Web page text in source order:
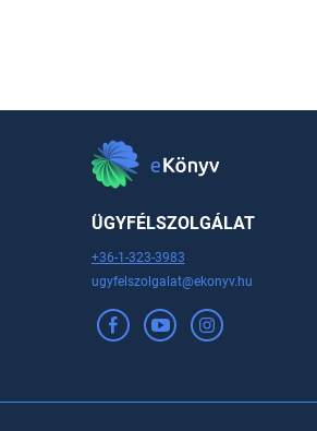
ÜGYFÉLSZOLGÁLAT
+36-1-323-3983
ugyfelszolgalat@ekonyv.hu